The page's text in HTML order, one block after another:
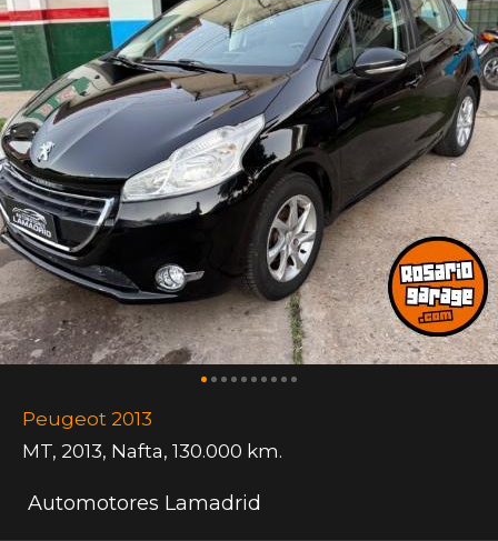
Peugeot 2013
MT, 2013, Nafta, 130.000 km.
Automotores Lamadrid